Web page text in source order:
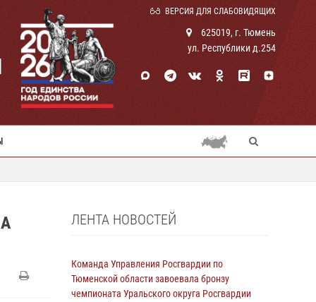
ВЕРСИЯ ДЛЯ СЛАБОВИДЯЩИХ
625019, г. Тюмень
ул. Республики д.254
ЛЕНТА НОВОСТЕЙ
Команда Управления Росгвардии по
Тюменской области завоевала бронзу
чемпионата Уральского округа Росгвардии